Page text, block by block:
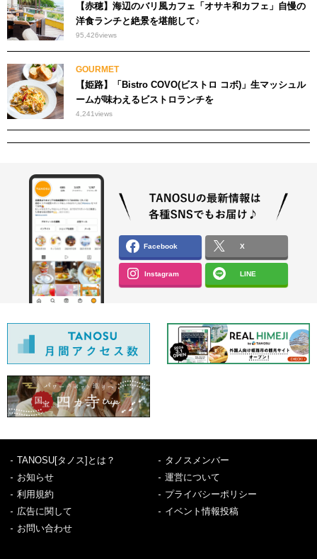
【赤穂】海辺のバリ風カフェ「オサキ和カフェ」自慢の
洋食ランチと絶景を堪能して♪
95,426views
GOURMET
【姫路】「Bistro COVO(ビストロ コボ)」生マッシュル
ームが味わえるビストロランチを
4,241views
Facebook X
Instagram LINE
TANOSU[タノス]とは？
タノスメンバー
お知らせ
運営について
利用規約
プライバシーポリシー
広告に関して
イベント情報投稿
お問い合わせ